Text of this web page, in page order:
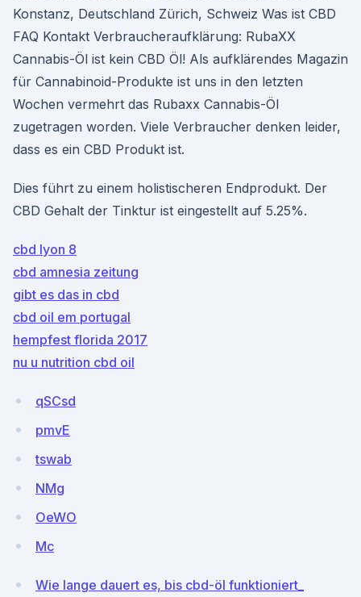
Konstanz, Deutschland Zürich, Schweiz Was ist CBD
FAQ Kontakt Verbraucheraufklärung: RubaXX
Cannabis-Öl ist kein CBD Öl! Als aufklärendes Magazin
für Cannabinoid-Produkte ist uns in den letzten
Wochen vermehrt das Rubaxx Cannabis-Öl
zugetragen worden. Viele Verbraucher denken leider,
dass es ein CBD Produkt ist.
Dies führt zu einem holistischeren Endprodukt. Der
CBD Gehalt der Tinktur ist eingestellt auf 5.25%.
cbd lyon 8
cbd amnesia zeitung
gibt es das in cbd
cbd oil em portugal
hempfest florida 2017
nu u nutrition cbd oil
qSCsd
pmvE
tswab
NMg
OeWO
Mc
Wie lange dauert es, bis cbd-öl funktioniert_